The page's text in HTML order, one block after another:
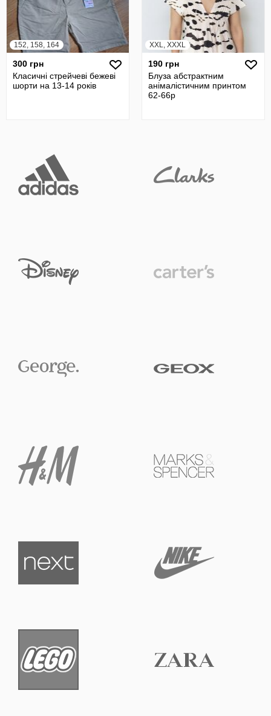
152, 158, 164
300 грн
Класичні стрейчеві бежеві
шорти на 13-14 років
XXL, XXXL
190 грн
Блуза абстрактним
анімалістичним принтом
62-66р